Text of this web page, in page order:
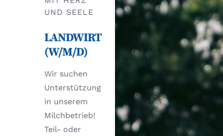
UND SEELE
LANDWIRT
(W/M/D)
Wir suchen
Unterstützung
in unserem
Milchbetrieb!
Teil- oder